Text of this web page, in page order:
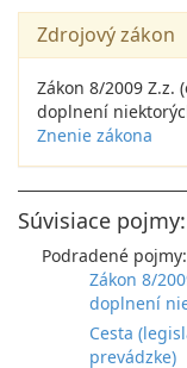
Zdrojový zákon
Zákon 8/2009 Z.z.
doplnení
Znenie zákona
Súvisiace pojmy:
Podradené pojmy:
Zákon 8/
doplnení
Cesta
prevádzke)